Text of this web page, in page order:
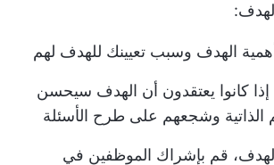
الهدف وسبب تعيينك للهدف لهم
إذا كانوا يعتقدون أن الهدف سيحسن
الذاتية وشجعهم على طرح الأسئلة
قم بإشراك الموظفين في